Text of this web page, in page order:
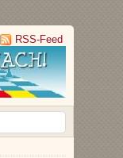
RSS-Feed